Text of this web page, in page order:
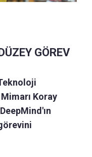
GÖREV
Koray